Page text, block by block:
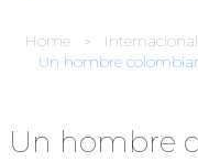
Home
Un hombre